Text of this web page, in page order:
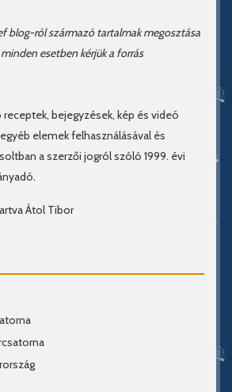
blog-ról származó tartalmak megosztása
esetben kérjük a forrás
bejegyzések, kép és videó
elemek felhasználásával és
a szerzői jogról szóló 1999. évi
Átol Tibor